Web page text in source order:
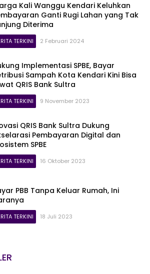
Kali Wanggu Kendari Keluhkan
Ganti Rugi Lahan yang Tak
Diterima
TERKINI 2 Februari 2024
Implementasi SPBE, Bayar
Sampah Kota Kendari Kini Bisa
QRIS Bank Sultra
TERKINI 9 November 2023
QRIS Bank Sultra Dukung
Pembayaran Digital dan
SPBE
TERKINI 16 Oktober 2023
PBB Tanpa Keluar Rumah, Ini
TERKINI 18 Juli 2023